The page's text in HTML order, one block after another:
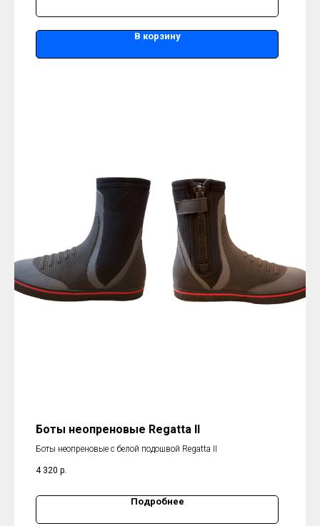
В корзину
Боты неопреновые Regatta II
Боты неопреновые с белой подошвой Regatta II
4 320 р.
Подробнее